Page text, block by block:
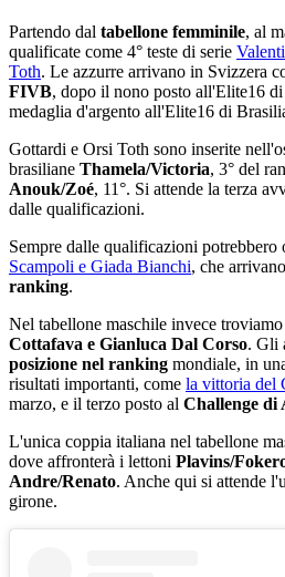
Partendo dal tabellone femminile, al
qualificate come 4° teste di serie
Toth. Le azzurre arrivano in Svizzera
FIVB, dopo il nono posto all'Elite16
medaglia d'argento all'Elite16 di
Gottardi e Orsi Toth sono inserite
brasiliane Thamela/Victoria, 3° del
Anouk/Zoé, 11°. Si attende la terza
dalle qualificazioni.
Sempre dalle qualificazioni potrebbero
Scampoli e Giada Bianchi, che
ranking.
Nel tabellone maschile invece troviamo
Cottafava e Gianluca Dal Corso. Gli
posizione nel ranking mondiale, in
risultati importanti, come la vittoria del
marzo, e il terzo posto al Challenge di
L'unica coppia italiana nel tabellone
dove affronterà i lettoni Plavins/
Andre/Renato. Anche qui si attende
girone.